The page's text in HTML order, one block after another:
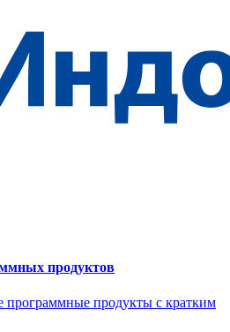
продуктов
программные продукты с кратким